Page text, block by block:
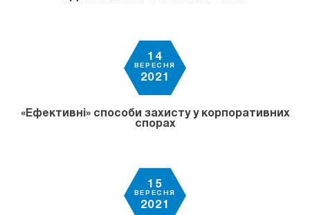
14
ВЕРЕСНЯ
2021
«Ефективні» способи захисту у корпоративних
спорах
15
ВЕРЕСНЯ
2021